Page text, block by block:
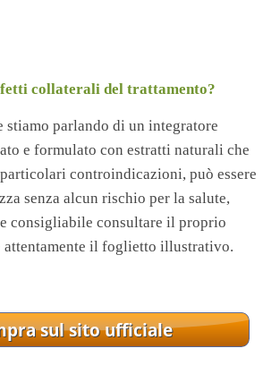
collaterali del trattamento?
stiamo parlando di un integratore
e formulato con estratti naturali che
controindicazioni, può essere
senza alcun rischio per la salute,
consigliabile consultare il proprio
attentamente il foglietto illustrativo.